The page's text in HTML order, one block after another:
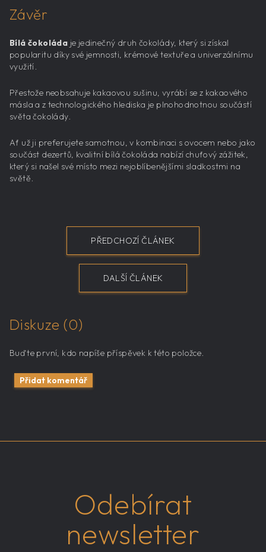
Závěr
Bílá čokoláda je jedinečný druh čokolády, který si získal
popularitu díky své jemnosti, krémové textuře a univerzálnímu
využití.
Přestože neobsahuje kakaovou sušinu, vyrábí se z kakaového
másla a z technologického hlediska je plnohodnotnou součástí
světa čokolády.
Ať už ji preferujete samotnou, v kombinaci s ovocem nebo jako
součást dezertů, kvalitní bílá čokoláda nabízí chuťový zážitek,
který si našel své místo mezi nejoblíbenějšími sladkostmi na
světě.
PŘEDCHOZÍ ČLÁNEK
DALŠÍ ČLÁNEK
Diskuze (0)
Buďte první, kdo napíše příspěvek k této položce.
Přidat komentář
Odebírat
newsletter